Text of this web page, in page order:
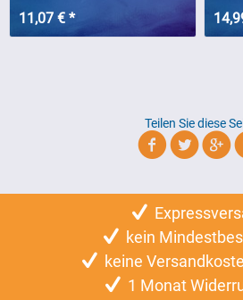
11,07 € *
Teilen Sie diese
kein
keine
1 Monat